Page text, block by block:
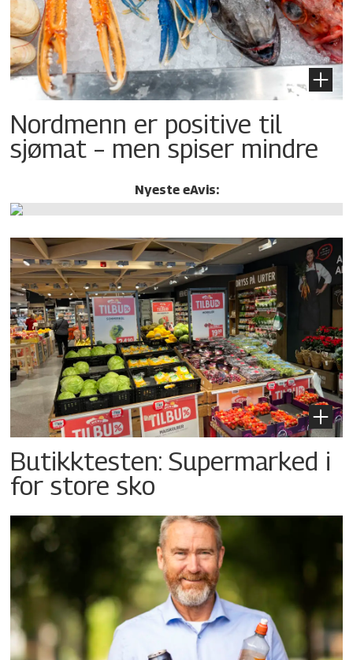
Nordmenn er positive til
sjømat – men spiser mindre
Nyeste eAvis:
Butikktesten: Supermarked i
for store sko